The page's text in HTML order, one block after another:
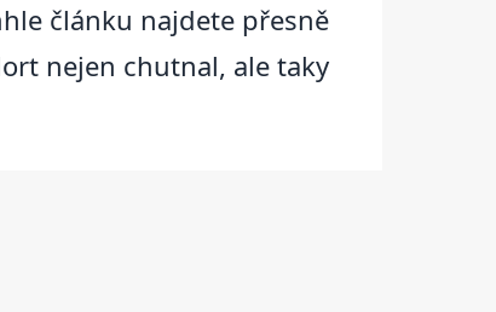
článku najdete přesně
nejen chutnal, ale taky